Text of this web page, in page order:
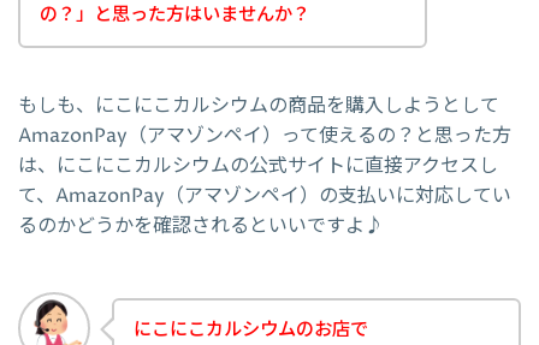
の？」と思った方はいませんか？
もしも、にこにこカルシウムの商品を購入しようとして
AmazonPay（アマゾンペイ）って使えるの？と思った方
は、にこにこカルシウムの公式サイトに直接アクセスし
て、AmazonPay（アマゾンペイ）の支払いに対応してい
るのかどうかを確認されるといいですよ♪
にこにこカルシウムのお店で